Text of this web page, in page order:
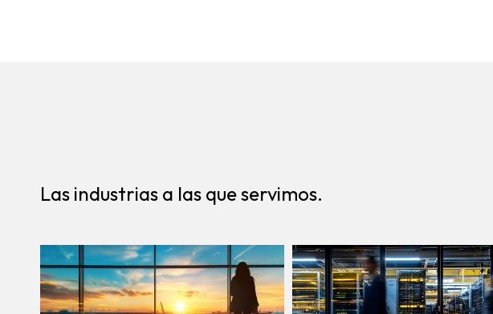
Las industrias a las que servimos.